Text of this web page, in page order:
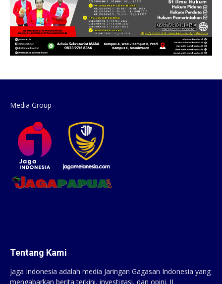
Media Group
Tentang Kami
Jaga Indonesia adalah media Jaringan Gagasan Indonesia yang
mengabarkan berita terkini, investigasi, dan opini. JI